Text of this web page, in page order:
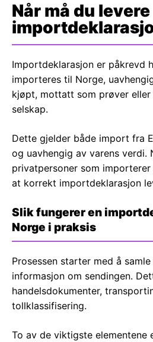
Når må du levere
Importdeklarasjon er påkrevd
importeres til Norge,
kjøpt, mottatt som prøver
selskap.
Dette gjelder både import fra
og uavhengig av varens verdi.
privatpersoner som
at korrekt importdeklarasjon
Slik fungerer en
Norge i praksis
Prosessen starter med å
informasjon om sendingen.
handelsdokumenter,
tollklassifisering.
To av de viktigste elementene